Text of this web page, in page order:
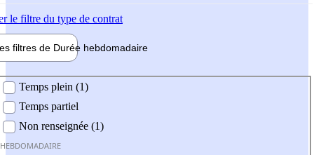
le filtre du type de contrat
filtres de Durée hebdomadaire
Temps plein (1)
Temps partiel
Non renseignée (1)